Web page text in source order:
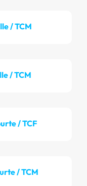
/ TCM
/ TCM
/ TCF
/ TCM